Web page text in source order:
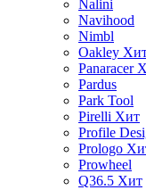
Nalini
Navihood
Nimbl
Oakley
Panaracer
Pardus
Park Tool
Pirelli Хит
Profile
Prologo
Prowheel
Q36.5 Хит